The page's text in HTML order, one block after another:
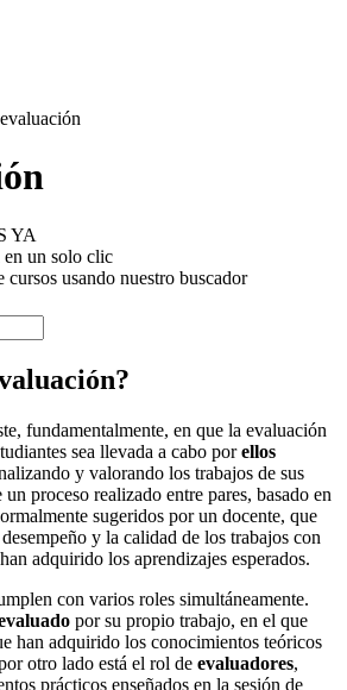
YA
un solo clic
usando nuestro buscador
fundamentalmente, en que la evaluación
sea llevada a cabo porellos
y valorando los trabajos de sus
proceso realizado entre pares, basado en
sugeridos por un docente, que
y la calidad de los trabajos con
adquirido los aprendizajes esperados.
con varios roles simultáneamente.
por su propio trabajo, en el que
han adquirido los conocimientos teóricos
otro lado está el rol de evaluadores,
prácticos enseñados en la sesión de